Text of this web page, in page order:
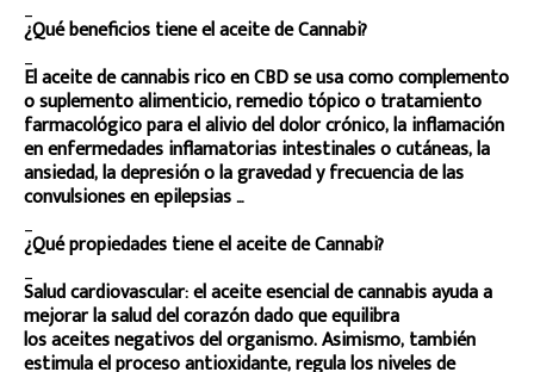
¿Qué beneficios tiene el aceite de Cannabi?
El aceite de cannabis rico en CBD se usa como complemento
o suplemento alimenticio, remedio tópico o tratamiento
farmacológico para el alivio del dolor crónico, la inflamación
en enfermedades inflamatorias intestinales o cutáneas, la
ansiedad, la depresión o la gravedad y frecuencia de las
convulsiones en epilepsias …
¿Qué propiedades tiene el aceite de Cannabi?
Salud cardiovascular: el aceite esencial de cannabis ayuda a
mejorar la salud del corazón dado que equilibra
los aceites negativos del organismo. Asimismo, también
estimula el proceso antioxidante, regula los niveles de